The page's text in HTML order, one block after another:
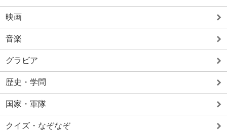
映画
音楽
グラビア
歴史・学問
国家・軍隊
クイズ・なぞなぞ